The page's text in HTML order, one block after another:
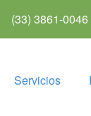
(33) 3861-0046
Servicios